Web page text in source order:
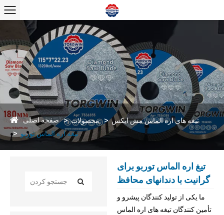
صفحه اصلی محصولات
تیغه های اره الماس مش ایکس
تیغه اره الماس توربو
تیغ اره الماس توربو برای
گرانیت با دندانهای محافظ
ما یکی از تولید کنندگان پیشرو و
تأمین کنندگان تیغه های اره الماس